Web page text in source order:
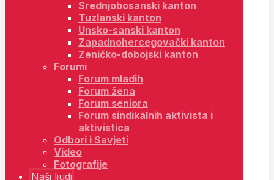
Srednjobosanski kanton
Tuzlanski kanton
Unsko-sanski kanton
Zapadnohercegovački kanton
Zeničko-dobojski kanton
Forumi
Forum mladih
Forum žena
Forum seniora
Forum sindikalnih aktivista i
aktivistica
Odbori i Savjeti
Video
Fotografije
Naši ljudi